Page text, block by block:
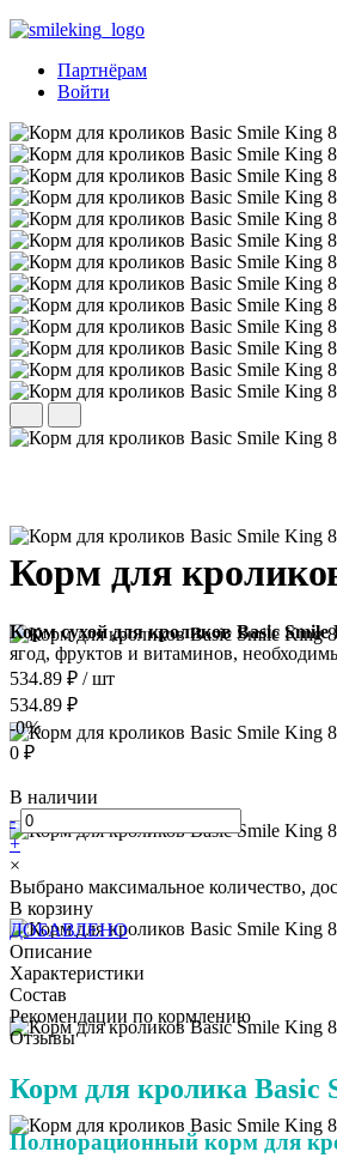
Партнёрам
Войти
Корм для
Корм сухой для кроликов Basic Smile
ягод, фруктов и витаминов,
534.89 ₽ / шт
534.89 ₽
-0%
0 ₽
В наличии
-
+
×
Выбрано максимальное количество,
В корзину
ДОБАВЛЕНО
Описание
Характеристики
Состав
Рекомендации по кормлению
Отзывы
Корм для кролика Basic
Полнорационный корм для